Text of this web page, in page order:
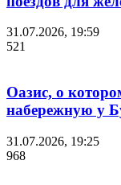
31.07.2026, 19:59
521
Оазис, о
набережную у
31.07.2026, 19:25
968